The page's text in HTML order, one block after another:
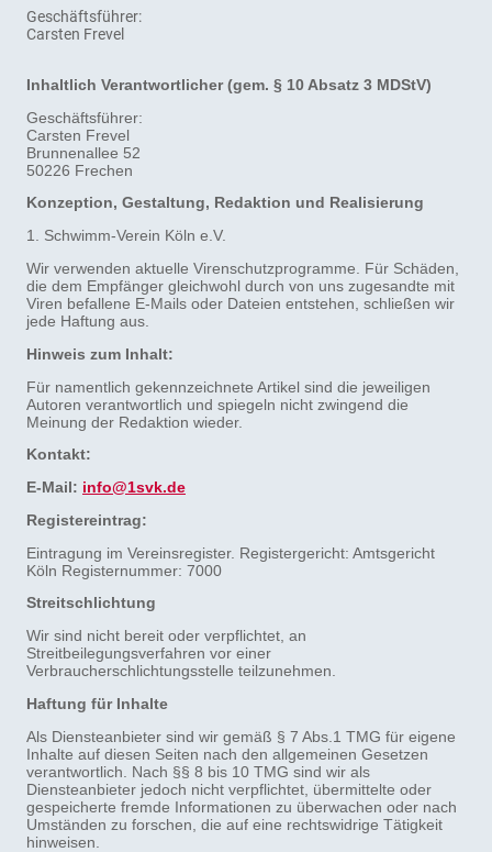
Geschäftsführer:
Carsten Frevel
Inhaltlich Verantwortlicher (gem. § 10 Absatz 3 MDStV)
Geschäftsführer:
Carsten Frevel
Brunnenallee 52
50226 Frechen
Konzeption, Gestaltung, Redaktion und Realisierung
1. Schwimm-Verein Köln e.V.
Wir verwenden aktuelle Virenschutzprogramme. Für Schäden,
die dem Empfänger gleichwohl durch von uns zugesandte mit
Viren befallene E-Mails oder Dateien entstehen, schließen wir
jede Haftung aus.
Hinweis zum Inhalt:
Für namentlich gekennzeichnete Artikel sind die jeweiligen
Autoren verantwortlich und spiegeln nicht zwingend die
Meinung der Redaktion wieder.
Kontakt:
E-Mail: info@1svk.de
Registereintrag:
Eintragung im Vereinsregister. Registergericht: Amtsgericht
Köln Registernummer: 7000
Streitschlichtung
Wir sind nicht bereit oder verpflichtet, an
Streitbeilegungsverfahren vor einer
Verbraucherschlichtungsstelle teilzunehmen.
Haftung für Inhalte
Als Diensteanbieter sind wir gemäß § 7 Abs.1 TMG für eigene
Inhalte auf diesen Seiten nach den allgemeinen Gesetzen
verantwortlich. Nach §§ 8 bis 10 TMG sind wir als
Diensteanbieter jedoch nicht verpflichtet, übermittelte oder
gespeicherte fremde Informationen zu überwachen oder nach
Umständen zu forschen, die auf eine rechtswidrige Tätigkeit
hinweisen.